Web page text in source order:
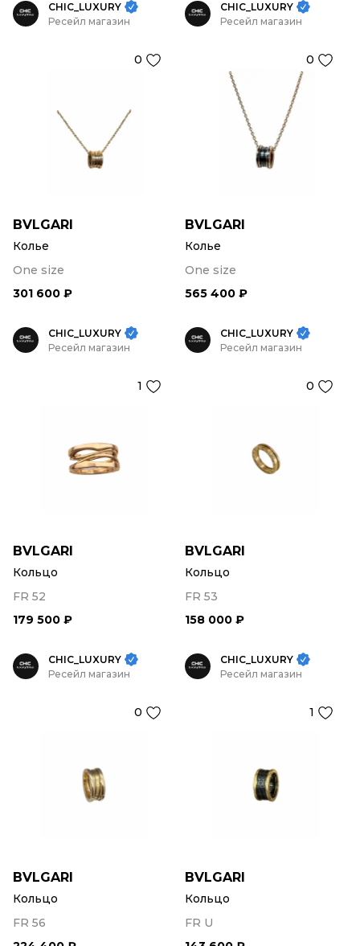
CHIC_LUXURY
Ресейл магазин
0
BVLGARI
Колье
One size
301 600 ₽
CHIC_LUXURY
Ресейл магазин
0
BVLGARI
Колье
One size
565 400 ₽
CHIC_LUXURY
Ресейл магазин
1
BVLGARI
Кольцо
FR 52
179 500 ₽
CHIC_LUXURY
Ресейл магазин
0
BVLGARI
Кольцо
FR 53
158 000 ₽
CHIC_LUXURY
Ресейл магазин
0
BVLGARI
Кольцо
FR 56
CHIC_LUXURY
Ресейл магазин
1
BVLGARI
Кольцо
FR U